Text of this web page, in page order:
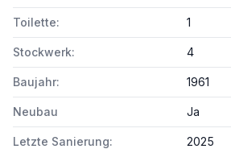
Toilette: 1
Stockwerk: 4
Baujahr: 1961
Neubau Ja
Letzte Sanierung: 2025